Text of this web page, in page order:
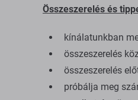
Összeszerelés és
kínálatunkban
összeszerelés
összeszerelés
próbálja meg